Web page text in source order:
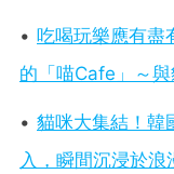
• 吃喝玩樂應有盡
的「喵Cafe」～與
• 貓咪大集結！韓
入，瞬間沉浸於浪